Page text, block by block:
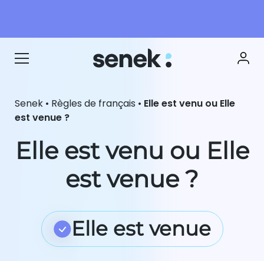
Senek • Règles de français • Elle est venu ou Elle
est venue ?
Elle est venu ou Elle
est venue ?
Elle est venue